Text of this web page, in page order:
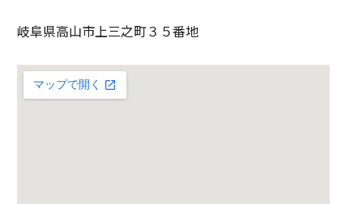
岐阜県高山市上三之町３５番地